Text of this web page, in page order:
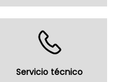
Servicio técnico